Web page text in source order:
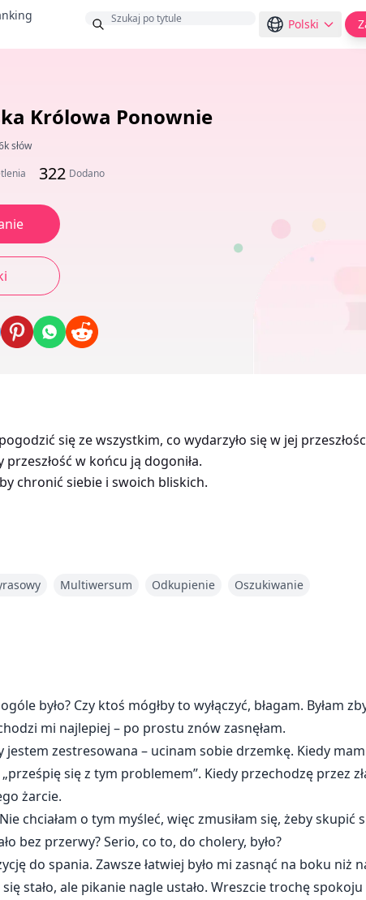
Polski
Królowa Ponownie
słów
322 Dodano
się ze wszystkim, co wydarzyło się w jej
w końcu ją dogoniła.
chronić siebie i swoich bliskich.
Multiwersum Odkupienie Oszukiwanie
było? Czy ktoś mógłby to wyłączyć, błagam. Byłam
mi najlepiej – po prostu znów zasnęłam.
zestresowana – ucinam sobie drzemkę. Kiedy
się z tym problemem”. Kiedy przechodzę przez
żarcie.
chciałam o tym myśleć, więc zmusiłam się, żeby skupić
bez przerwy? Serio, co to, do cholery, było?
do spania. Zawsze łatwiej było mi zasnąć na boku niż
stało, ale pikanie nagle ustało. Wreszcie trochę spokoju